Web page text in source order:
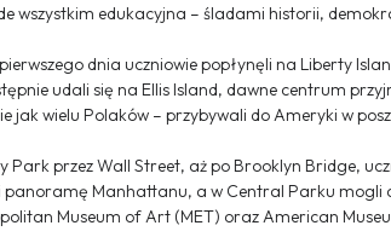
wszystkim edukacyjna – śladami historii,
dnia uczniowie popłynęli na Liberty
udali się na Ellis Island, dawne centrum
jak wielu Polaków – przybywali do Ameryki w
przez Wall Street, aż po Brooklyn Bridge,
panoramę Manhattanu, a w Central Parku mogli
Museum of Art (MET) oraz American